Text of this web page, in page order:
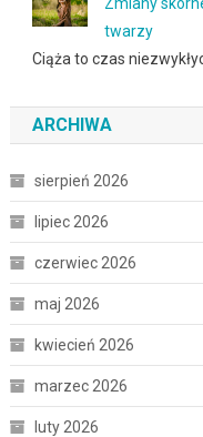
twarzy
Ciąża to czas
ARCHIWA
sierpień 2026
lipiec 2026
czerwiec 2026
maj 2026
kwiecień 2026
marzec 2026
luty 2026